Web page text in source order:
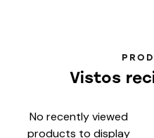
Vistos
No recently viewed
products to display